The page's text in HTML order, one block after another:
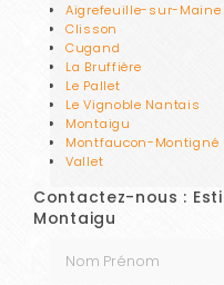
Aigrefeuille-sur-Maine
Clisson
Cugand
La Bruffière
Le Pallet
Le Vignoble Nantais
Montaigu
Montfaucon-Montigné
Vallet
Contactez-nous :
Montaigu